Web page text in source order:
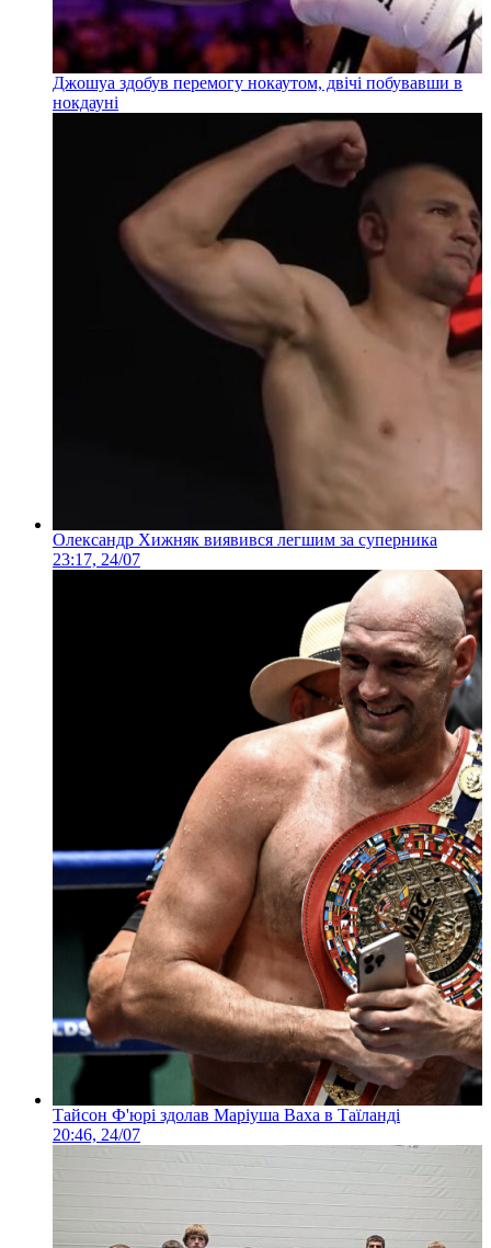
Джошуа здобув перемогу нокаутом, двічі побувавши в
нокдауні
Олександр Хижняк виявився легшим за суперника
23:17, 24/07
Тайсон Ф'юрі здолав Маріуша Ваха в Таїланді
20:46, 24/07